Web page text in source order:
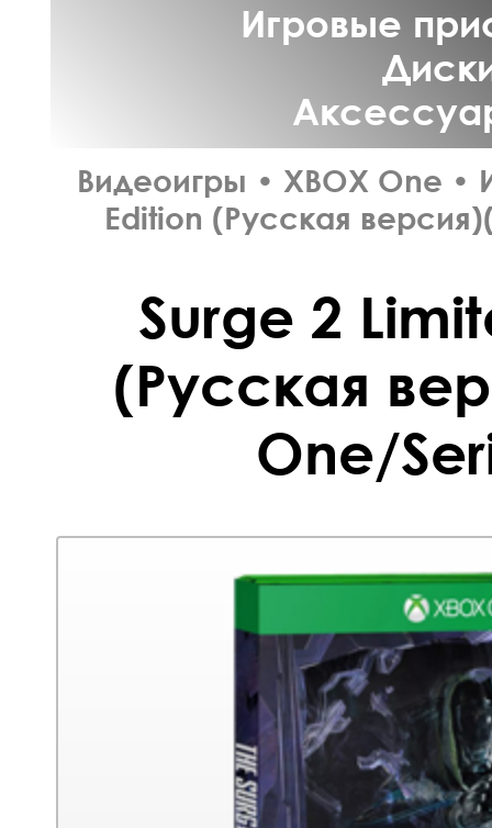
Игровые
Видеоигры • XBOX One •
Edition (Русская
Surge 2
(Русская
One/